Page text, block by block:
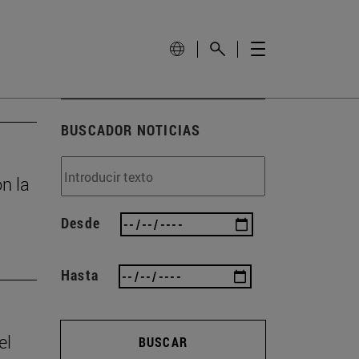
la
BUSCADOR NOTICIAS
Desde
Hasta
BUSCAR